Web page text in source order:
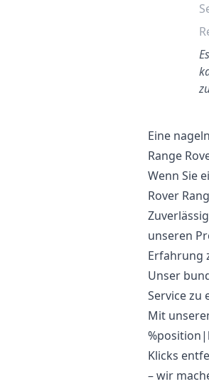
Eine
Range
Wenn Sie
Rover
unseren
Erfahrung
Unser
Service zu
Mit
Klicks
– wir